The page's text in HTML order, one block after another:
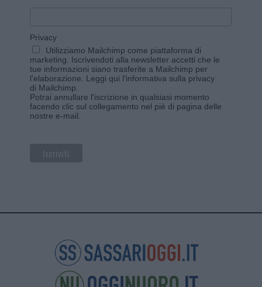
Privacy
Utilizziamo Mailchimp come piattaforma di
marketing. Iscrivendoti alla newsletter accetti che le
tue informazioni siano trasferite a Mailchimp per
l'elaborazione. Leggi qui l'informativa sulla privacy
di Mailchimp
Potrai annullare l'iscrizione in qualsiasi momento
facendo clic sul collegamento nel piè di pagina delle
nostre e-mail.